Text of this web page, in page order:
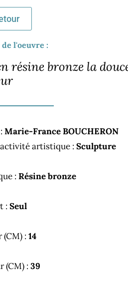
de l'oeuvre :
résine bronze la
Marie-France BOUCHERON
artistique : Sculpture
: Résine bronze
: Seul
(CM) : 14
(CM) : 39